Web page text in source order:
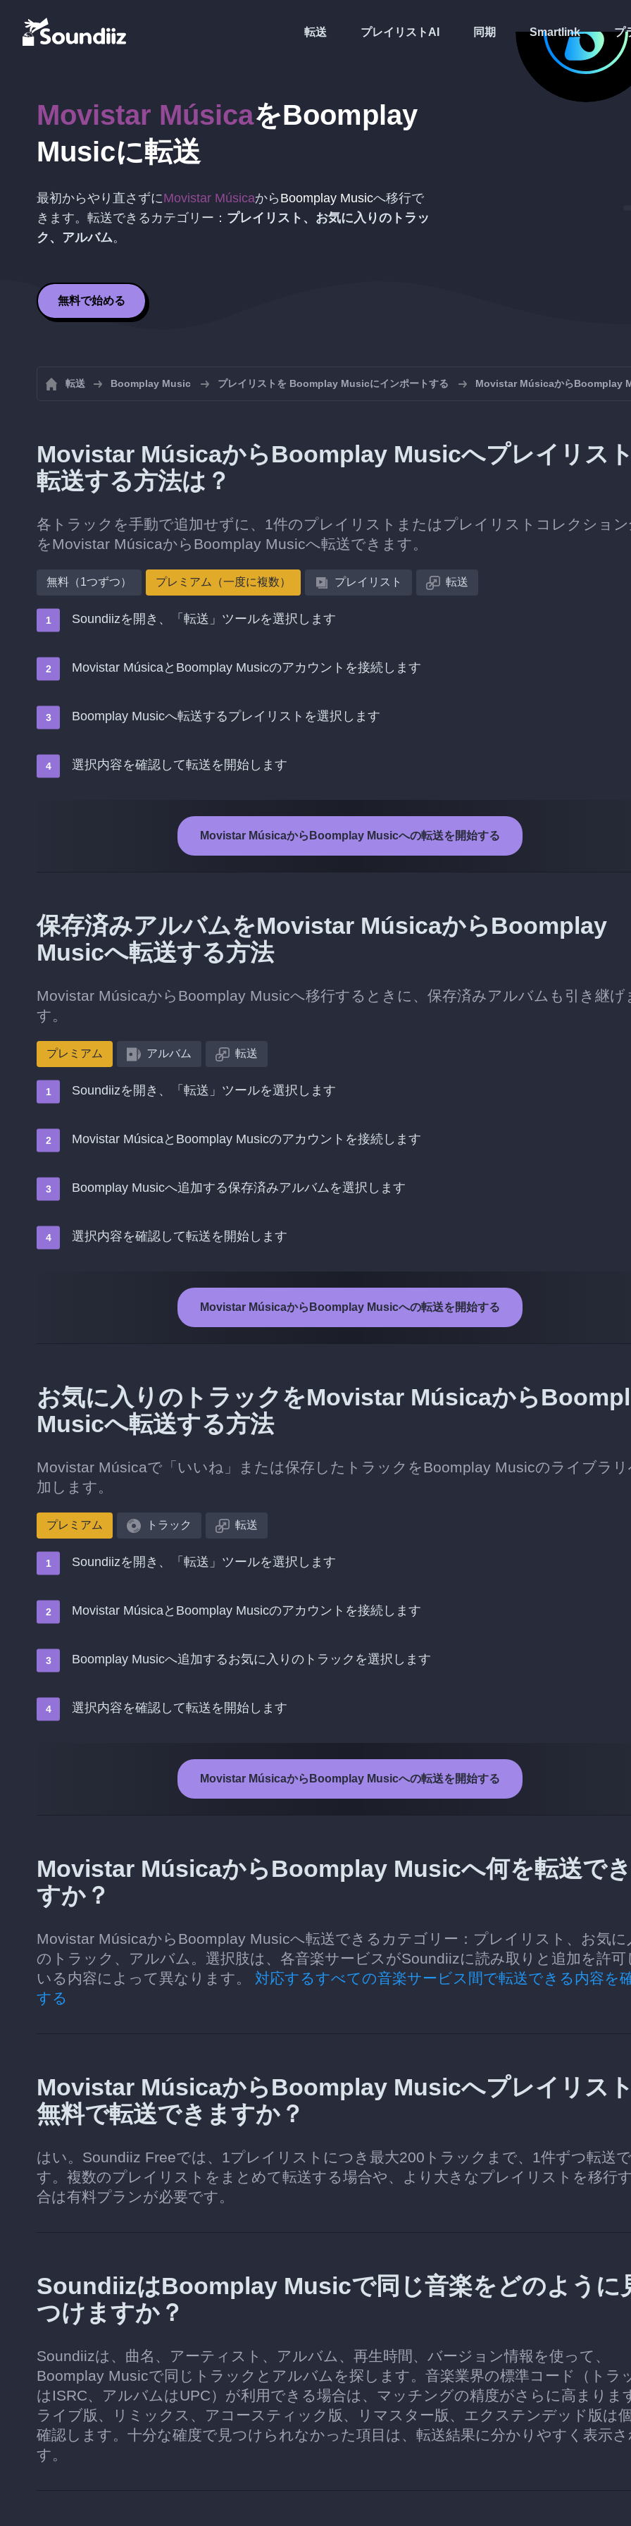
転送 プレイリストAI 同期 Smartlink プ
Movistar MúsicaをBoomplay
Musicに転送
最初からやり直さずにMovistar Músicaから Boomplay Musicへ移行で
きます。転送できるカテゴリー： プレイリスト、お気に入りのトラッ
ク、アルバム。
無料で始める
転送 Boomplay Music プレイリストを Boomplay Musicにインポートする Movistar MúsicaからBoomplay
Movistar MúsicaからBoomplay Musicへプレイリス
転送する方法は？
各トラックを手動で追加せずに、1件のプレイリストまたはプレイリストコレクショ
をMovistar MúsicaからBoomplay Musicへ転送できます。
無料（1つずつ） プレミアム（一度に複数） プレイリスト 転送
Soundiizを開き、「転送」ツールを選択します
Movistar MúsicaとBoomplay Musicのアカウントを接続します
Boomplay Musicへ転送するプレイリストを選択します
選択内容を確認して転送を開始します
Movistar MúsicaからBoomplay Musicへの転送を開始する
保存済みアルバムをMovistar MúsicaからBoomplay
Musicへ転送する方法
Movistar MúsicaからBoomplay Musicへ移行するときに、保存済みアルバムも引き継げ
す。
プレミアム アルバム 転送
Soundiizを開き、「転送」ツールを選択します
Movistar MúsicaとBoomplay Musicのアカウントを接続します
Boomplay Musicへ追加する保存済みアルバムを選択します
選択内容を確認して転送を開始します
Movistar MúsicaからBoomplay Musicへの転送を開始する
お気に入りのトラックをMovistar Músicaから
Musicへ転送する方法
Movistar Músicaで「いいね」または保存したトラックをBoomplay Musicのライブラ
加します。
プレミアム トラック 転送
Soundiizを開き、「転送」ツールを選択します
Movistar MúsicaとBoomplay Musicのアカウントを接続します
Boomplay Musicへ追加するお気に入りのトラックを選択します
選択内容を確認して転送を開始します
Movistar MúsicaからBoomplay Musicへの転送を開始する
Movistar MúsicaからBoomplay Musicへ何を転送で
すか？
Movistar MúsicaからBoomplay Musicへ転送できるカテゴリー：プレイリスト、お気に
のトラック、アルバム。選択肢は、各音楽サービスがSoundiizに読み取りと追加を許可
いる内容によって異なります。 対応するすべての音楽サービス間で転送できる内容を
する
Movistar MúsicaからBoomplay Musicへプレイリス
無料で転送できますか？
はい。Soundiiz Freeでは、1プレイリストにつき最大200トラックまで、1件ずつ転送
す。複数のプレイリストをまとめて転送する場合や、より大きなプレイリストを移行
合は有料プランが必要です。
SoundiizはBoomplay Musicで同じ音楽をどのように
つけますか？
Soundiizは、曲名、アーティスト、アルバム、再生時間、バージョン情報を使って、
Boomplay Musicで同じトラックとアルバムを探します。音楽業界の標準コード（トラ
はISRC、アルバムはUPC）が利用できる場合は、マッチングの精度がさらに高まりま
ライブ版、リミックス、アコースティック版、リマスター版、エクステンデッド版は
確認します。十分な確度で見つけられなかった項目は、転送結果に分かりやすく表示
す。